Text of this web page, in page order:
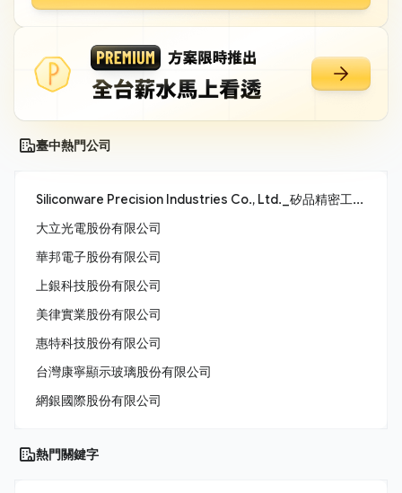
臺中熱門公司
Siliconware Precision Industries Co., Ltd._矽品精密工業股份有限公司
大立光電股份有限公司
華邦電子股份有限公司
上銀科技股份有限公司
美律實業股份有限公司
惠特科技股份有限公司
台灣康寧顯示玻璃股份有限公司
網銀國際股份有限公司
熱門關鍵字